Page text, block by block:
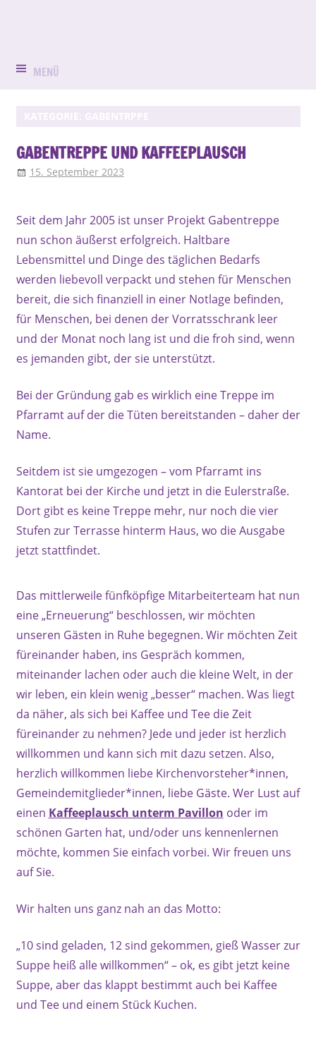
Peter
Paul
Erlangen-
Bruck
MENÜ
GABENTREPPE UND KAFFEEPLAUSCH
15. September 2023
Seit dem Jahr 2005 ist unser Projekt Gabentreppe
nun schon äußerst erfolgreich. Haltbare
Lebensmittel und Dinge des täglichen Bedarfs
werden liebevoll verpackt und stehen für Menschen
bereit, die sich finanziell in einer Notlage befinden,
für Menschen, bei denen der Vorratsschrank leer
und der Monat noch lang ist und die froh sind, wenn
es jemanden gibt, der sie unterstützt.
Bei der Gründung gab es wirklich eine Treppe im
Pfarramt auf der die Tüten bereitstanden – daher der
Name.
Seitdem ist sie umgezogen – vom Pfarramt ins
Kantorat bei der Kirche und jetzt in die Eulerstraße.
Dort gibt es keine Treppe mehr, nur noch die vier
Stufen zur Terrasse hinterm Haus, wo die Ausgabe
jetzt stattfindet.
Das mittlerweile fünfköpfige Mitarbeiterteam hat nun
eine „Erneuerung“ beschlossen, wir möchten
unseren Gästen in Ruhe begegnen. Wir möchten Zeit
füreinander haben, ins Gespräch kommen,
miteinander lachen oder auch die kleine Welt, in der
wir leben, ein klein wenig „besser“ machen. Was liegt
da näher, als sich bei Kaffee und Tee die Zeit
füreinander zu nehmen? Jede und jeder ist herzlich
willkommen und kann sich mit dazu setzen. Also,
herzlich willkommen liebe Kirchenvorsteher*innen,
Gemeindemitglieder*innen, liebe Gäste. Wer Lust auf
einen Kaffeeplausch unterm Pavillon oder im
schönen Garten hat, und/oder uns kennenlernen
möchte, kommen Sie einfach vorbei. Wir freuen uns
auf Sie.
Wir halten uns ganz nah an das Motto:
„10 sind geladen, 12 sind gekommen, gieß Wasser zur
Suppe heiß alle willkommen“ – ok, es gibt jetzt keine
Suppe, aber das klappt bestimmt auch bei Kaffee
und Tee und einem Stück Kuchen.